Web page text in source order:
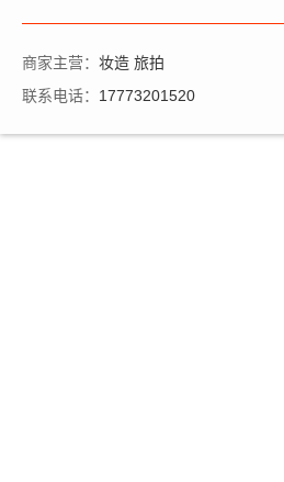
商家主营： 妆造 旅拍
联系电话： 17773201520